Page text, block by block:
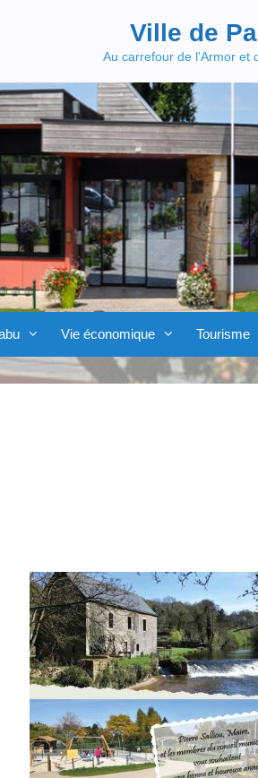
Ville de
Au carrefour de l'Armor et
Vie économique Tourisme